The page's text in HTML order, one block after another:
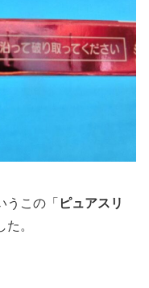
うこの「 ピュアスリ
。